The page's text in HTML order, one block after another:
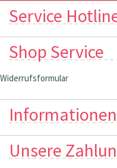
Service
Shop Service
Widerrufsformular
Informationen
Unsere